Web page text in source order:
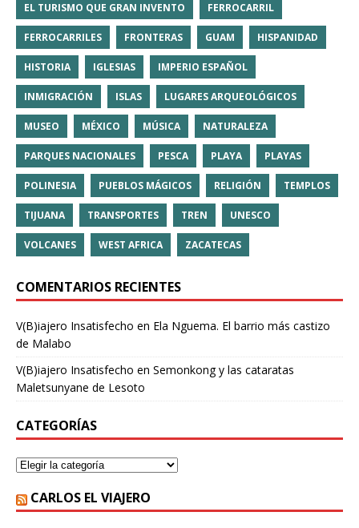
EL TURISMO QUE GRAN INVENTO FERROCARRIL
FERROCARRILES FRONTERAS GUAM HISPANIDAD
HISTORIA IGLESIAS IMPERIO ESPAÑOL
INMIGRACIÓN ISLAS LUGARES ARQUEOLÓGICOS
MUSEO MÉXICO MÚSICA NATURALEZA
PARQUES NACIONALES PESCA PLAYA PLAYAS
POLINESIA PUEBLOS MÁGICOS RELIGIÓN TEMPLOS
TIJUANA TRANSPORTES TREN UNESCO
VOLCANES WEST AFRICA ZACATECAS
COMENTARIOS RECIENTES
V(B)iajero Insatisfecho en Ela Nguema. El barrio más castizo
de Malabo
V(B)iajero Insatisfecho en Semonkong y las cataratas
Maletsunyane de Lesoto
CATEGORÍAS
CARLOS EL VIAJERO